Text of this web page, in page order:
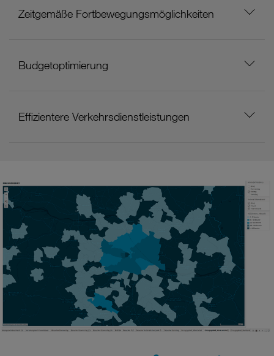
Zeitgemäße Fortbewegungsmöglichkeiten
Budgetoptimierung
Effizientere Verkehrsdienstleistungen